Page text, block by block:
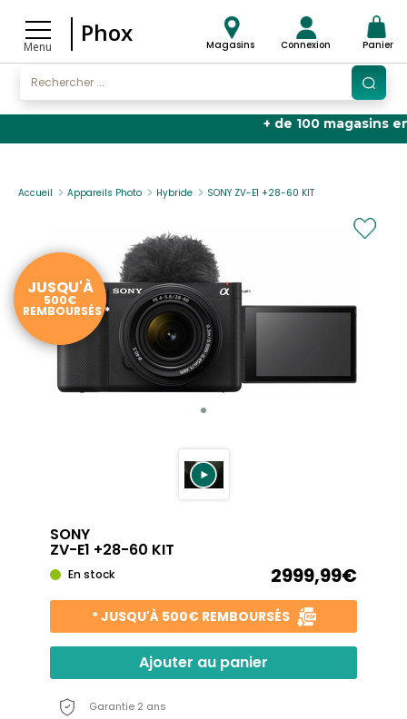
Menu
Phox Magasins Connexion Panier
+ de 100 magasins en France🏬 |
Accueil Appareils Photo Hybride SONY ZV-E1 +28-60 KIT
JUSQU'À
500€
REMBOURSÉS *
SONY
ZV-E1 +28-60 KIT
En stock 2999,99€
* JUSQU'À 500€ REMBOURSÉS
Ajouter au panier
Garantie 2 ans